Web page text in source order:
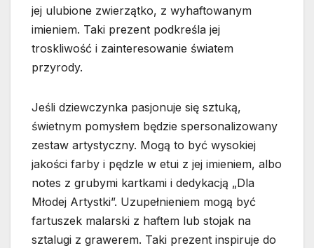
jej ulubione zwierzątko, z wyhaftowanym
imieniem. Taki prezent podkreśla jej
troskliwość i zainteresowanie światem
przyrody.
Jeśli dziewczynka pasjonuje się sztuką,
świetnym pomysłem będzie spersonalizowany
zestaw artystyczny. Mogą to być wysokiej
jakości farby i pędzle w etui z jej imieniem, albo
notes z grubymi kartkami i dedykacją „Dla
Młodej Artystki”. Uzupełnieniem mogą być
fartuszek malarski z haftem lub stojak na
sztalugi z grawerem. Taki prezent inspiruje do